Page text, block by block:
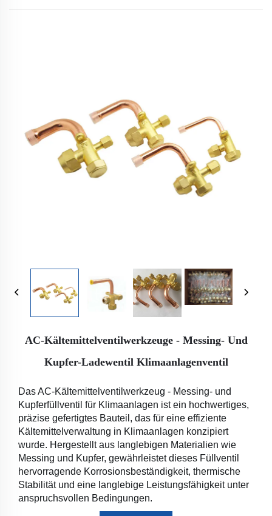
AC-Kältemittelventilwerkzeuge - Messing- Und
Kupfer-Ladewentil Klimaanlagenventil
Das AC-Kältemittelventilwerkzeug - Messing- und
Kupferfüllventil für Klimaanlagen ist ein hochwertiges,
präzise gefertigtes Bauteil, das für eine effiziente
Kältemittelverwaltung in Klimaanlagen konzipiert
wurde. Hergestellt aus langlebigen Materialien wie
Messing und Kupfer, gewährleistet dieses Füllventil
hervorragende Korrosionsbeständigkeit, thermische
Stabilität und eine langlebige Leistungsfähigkeit unter
anspruchsvollen Bedingungen.